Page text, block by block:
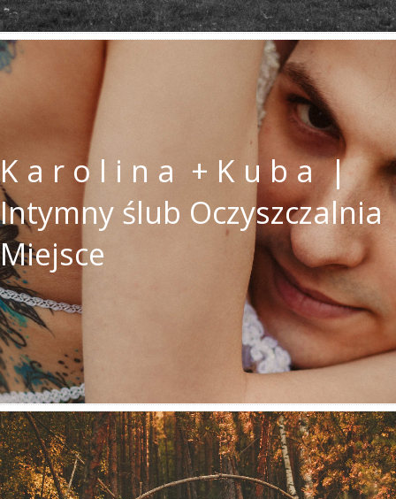
K a r o l i n a + K u b a |
Intymny ślub Oczyszczalnia
Miejsce